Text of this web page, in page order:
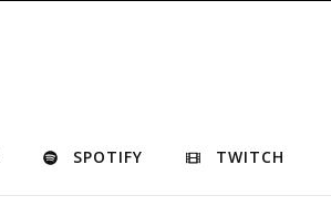
SPOTIFY TWITCH